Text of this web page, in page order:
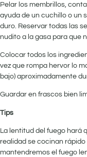
Pelar los membrillos,
ayuda de un cuchillo o un
duro. Reservar todas las
nudito a la gasa para que
Colocar todos los
vez que rompa hervor lo
bajo) aproximadamente
Guardar en frascos bien
Tips
La lentitud del fuego hará
realidad se cocinan
mantendremos el fuego